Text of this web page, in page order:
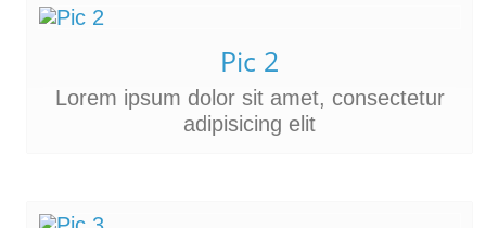
Pic 2
Lorem ipsum dolor sit amet, consectetur
adipisicing elit